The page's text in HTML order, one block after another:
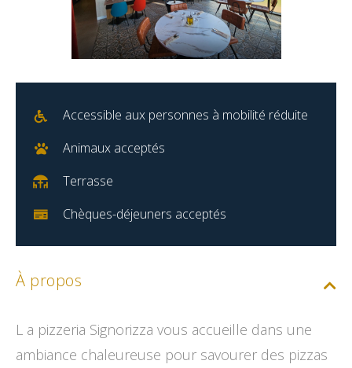
Accessible aux personnes à mobilité réduite
Animaux acceptés
Terrasse
Chèques-déjeuners acceptés
À propos
L a pizzeria Signorizza vous accueille dans une
ambiance chaleureuse pour savourer des pizzas